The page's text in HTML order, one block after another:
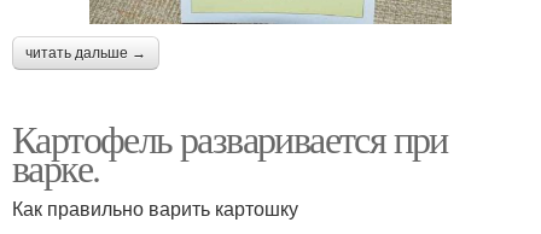
читать дальше →
Картофель разваривается при
варке.
Как правильно варить картошку